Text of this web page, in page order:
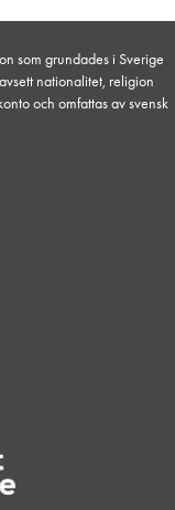
som grundades i Sverige
nationalitet, religion
och omfattas av svensk